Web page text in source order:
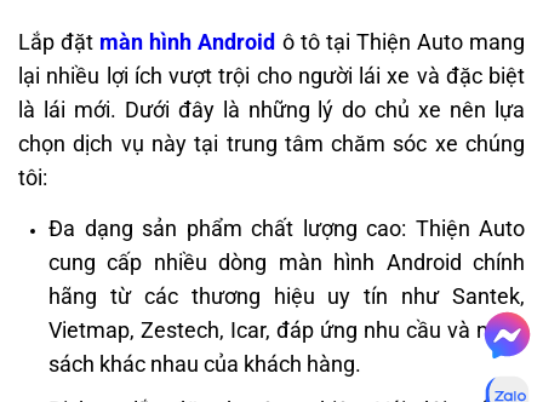
Lắp đặt màn hình Android ô tô tại Thiện Auto mang
lại nhiều lợi ích vượt trội cho người lái xe và đặc biệt
là lái mới. Dưới đây là những lý do chủ xe nên lựa
chọn dịch vụ này tại trung tâm chăm sóc xe chúng
tôi:
Đa dạng sản phẩm chất lượng cao: Thiện Auto
cung cấp nhiều dòng màn hình Android chính
hãng từ các thương hiệu uy tín như Santek,
Vietmap, Zestech, Icar, đáp ứng nhu cầu và ngân
sách khác nhau của khách hàng.